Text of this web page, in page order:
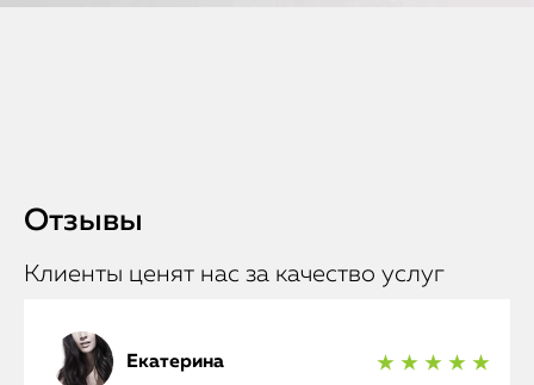
Отзывы
Клиенты ценят нас за качество услуг
Екатерина ★ ★ ★ ★ ★